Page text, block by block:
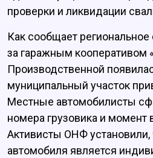
проверки и ликвидации
Как сообщает
за гаражным кооперативом
Производственной
муниципальный участок
Местные автомобилисты
номера грузовика и момент
Активисты ОНФ
автомобиля является